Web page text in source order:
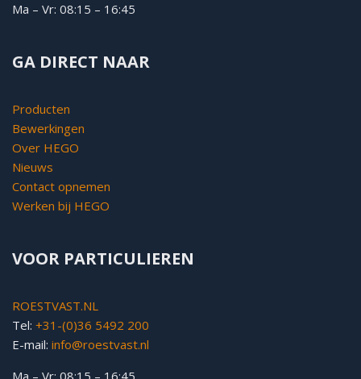
Ma – Vr: 08:15 – 16:45
GA DIRECT NAAR
Producten
Bewerkingen
Over HEGO
Nieuws
Contact opnemen
Werken bij HEGO
VOOR PARTICULIEREN
ROESTVAST.NL
Tel: +31-(0)36 5492 200
E-mail: info@roestvast.nl
Ma – Vr: 08:15 – 16:45